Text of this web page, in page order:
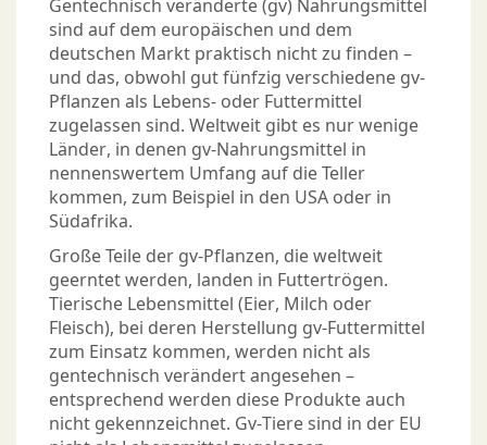
Gentechnisch veränderte (gv) Nahrungsmittel
sind auf dem europäischen und dem
deutschen Markt praktisch nicht zu finden –
und das, obwohl gut fünfzig verschiedene gv-
Pflanzen als Lebens- oder Futtermittel
zugelassen sind. Weltweit gibt es nur wenige
Länder, in denen gv-Nahrungsmittel in
nennenswertem Umfang auf die Teller
kommen, zum Beispiel in den USA oder in
Südafrika.
Große Teile der gv-Pflanzen, die weltweit
geerntet werden, landen in Futtertrögen.
Tierische Lebensmittel (Eier, Milch oder
Fleisch), bei deren Herstellung gv-Futtermittel
zum Einsatz kommen, werden nicht als
gentechnisch verändert angesehen –
entsprechend werden diese Produkte auch
nicht gekennzeichnet. Gv-Tiere sind in der EU